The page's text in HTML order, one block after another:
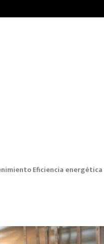
Eficiencia energética